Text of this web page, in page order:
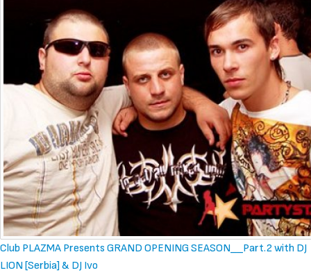
Club PLAZMA Presents GRAND OPENING SEASON__Part.2 with DJ
LION [Serbia] & DJ Ivo